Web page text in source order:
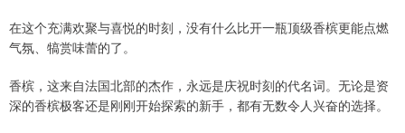
在这个充满欢聚与喜悦的时刻，没有什么比开一瓶顶级香槟更能点燃
气氛、犒赏味蕾的了。
香槟，这来自法国北部的杰作，永远是庆祝时刻的代名词。无论是资
深的香槟极客还是刚刚开始探索的新手，都有无数令人兴奋的选择。